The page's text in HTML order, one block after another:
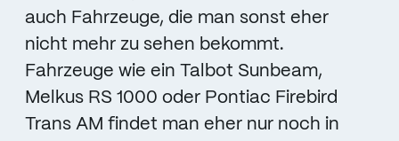
auch Fahrzeuge, die man sonst eher
nicht mehr zu sehen bekommt.
Fahrzeuge wie ein Talbot Sunbeam,
Melkus RS 1000 oder Pontiac Firebird
Trans AM findet man eher nur noch in